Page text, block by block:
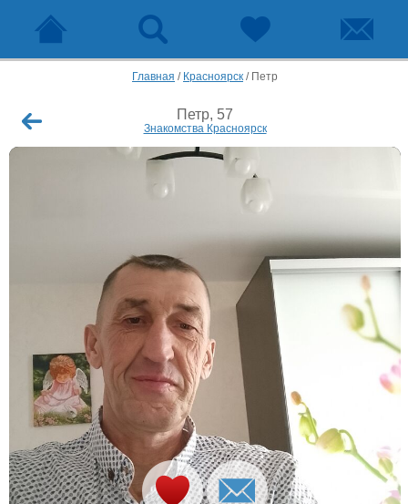
Главная / Красноярск / Петр
Петр, 57
Знакомства Красноярск